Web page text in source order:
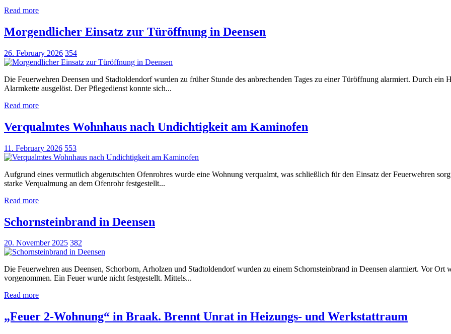
Read more
Morgendlicher Einsatz zur Türöffnung in Deensen
26. February 2026 354
Die Feuerwehren Deensen und Stadtoldendorf wurden zu früher Stunde des anbrechenden Tages zu einer Türöffnung alarmiert. Durch
Alarmkette ausgelöst. Der Pflegedienst konnte sich...
Read more
Verqualmtes Wohnhaus nach Undichtigkeit am Kaminofen
11. February 2026 553
Aufgrund eines vermutlich abgerutschten Ofenrohres wurde eine Wohnung verqualmt, was schließlich für den Einsatz der Feuerwehren
starke Verqualmung an dem Ofenrohr festgestellt...
Read more
Schornsteinbrand in Deensen
20. November 2025 382
Die Feuerwehren aus Deensen, Schorborn, Arholzen und Stadtoldendorf wurden zu einem Schornsteinbrand in Deensen alarmiert. Vor
vorgenommen. Ein Feuer wurde nicht festgestellt. Mittels...
Read more
„Feuer 2-Wohnung“ in Braak. Brennt Unrat in Heizungs- und Werkstattraum